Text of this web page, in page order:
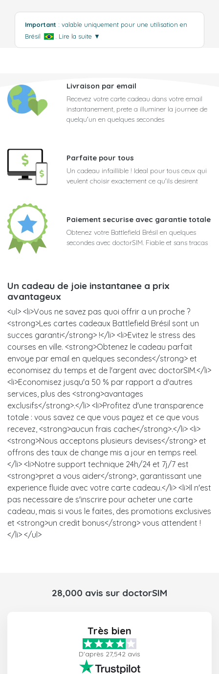
Important : valable uniquement pour une utilisation en
Brésil
Lire la suite ▼
Livraison par email
Recevez votre carte cadeau dans votre email
instantanement, prete a illuminer la journee de
quelqu'un en quelques secondes
Parfaite pour tous
Un cadeau infaillible ! Ideal pour tous ceux qui
veulent choisir exactement ce qu'ils desirent
Paiement securise avec garantie totale
Obtenez votre Battlefield Brésil en quelques
secondes avec doctorSIM. Fiable et sans tracas
Un cadeau de joie instantanee a prix
avantageux
<ul> <li>Vous ne savez pas quoi offrir a un proche ?
<strong>Les cartes cadeaux Battlefield Brésil sont un
succes garanti</strong> !</li> <li>Evitez le stress des
courses en ville. <strong>Obtenez le cadeau parfait
envoye par email en quelques secondes</strong> et
economisez du temps et de l'argent avec doctorSIM.</li>
<li>Economisez jusqu'a 50 % par rapport a d'autres
services, plus des <strong>avantages
exclusifs</strong>.</li> <li>Profitez d'une transparence
totale : vous savez ce que vous payez et ce que vous
recevez, <strong>aucun frais cache</strong>.</li> <li>
<strong>Nous acceptons plusieurs devises</strong> et
offrons des taux de change mis a jour en temps reel.
</li> <li>Notre support technique 24h/24 et 7j/7 est
<strong>pret a vous aider</strong>, garantissant une
experience fluide avec votre carte cadeau.</li> <li>Il n'est
pas necessaire de s'inscrire pour acheter une carte
cadeau, mais si vous le faites, des promotions exclusives
et <strong>un credit bonus</strong> vous attendent !
</li> </ul>
28,000 avis sur doctorSIM
Très bien
D'après 27,542 avis